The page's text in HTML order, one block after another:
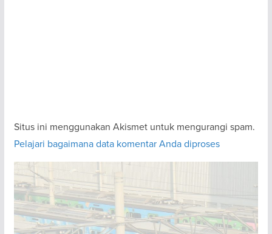
Situs ini menggunakan Akismet untuk mengurangi spam.
Pelajari bagaimana data komentar Anda diproses